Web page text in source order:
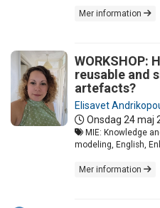
Mer information
WORKSHOP:
reusable and
artefacts?
Elisavet
Onsdag 24 maj
MIE: Knowledge
modeling, English,
Mer information